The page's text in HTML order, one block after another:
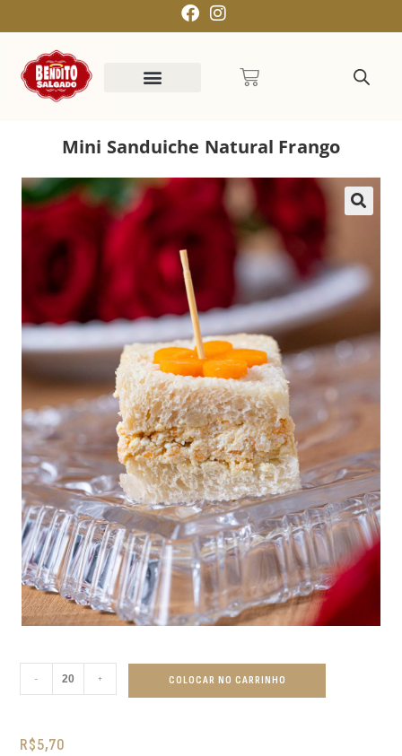
Mini Sanduiche Natural Frango
- + COLOCAR NO CARRINHO
R$5,70